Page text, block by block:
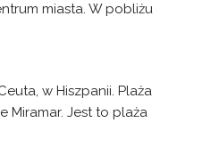
miasta. W pobliżu
w Hiszpanii. Plaża
Miramar. Jest to plaża